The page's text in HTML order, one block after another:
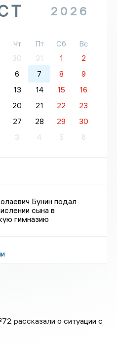
2026
Чт Пт Сб
Вс
30 31 1
2
6 7 8
9
13 14 15
16
20 21 22
23
27 28 29
30
3 4 5 6
Бунин подал
сына в
гимназию
рассказали о ситуации с